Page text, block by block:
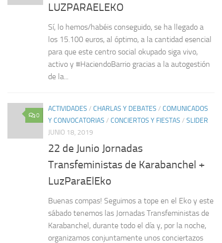
LUZPARAELEKO
Sí, lo hemos/habéis conseguido, se ha llegado a
los 15.100 euros, al óptimo, a la cantidad esencial
para que este centro social okupado siga vivo,
activo y #HaciendoBarrio gracias a la autogestión
de la...
0
ACTIVIDADES / CHARLAS Y DEBATES / COMUNICADOS
Y CONVOCATORIAS / CONCIERTOS Y FIESTAS / SLIDER
JUNIO 18, 2019
22 de Junio Jornadas
Transfeministas de Karabanchel +
LuzParaElEko
Buenas compas! Seguimos a tope en el Eko y este
sábado tenemos las Jornadas Transfeministas de
Karabanchel, durante todo el día y, por la noche,
organizamos conjuntamente unos conciertazos